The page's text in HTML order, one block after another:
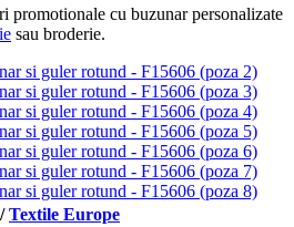
promotionale cu buzunar personalizate
sau broderie.
Textile Europe